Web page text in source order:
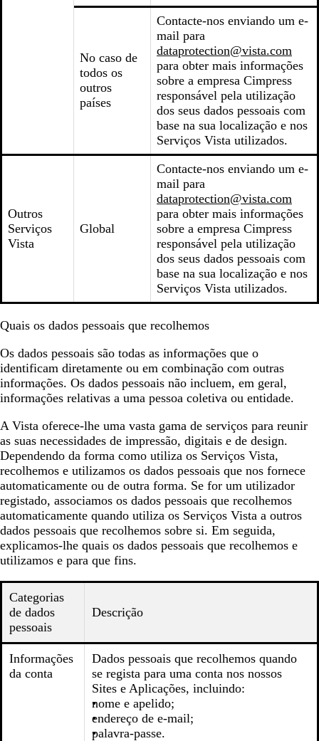
No caso de
todos os
outros
países
Contacte-nos enviando um e-
mail para
dataprotection@vista.com
para obter mais informações
sobre a empresa Cimpress
responsável pela utilização
dos seus dados pessoais com
base na sua localização e nos
Serviços Vista utilizados.
Outros
Serviços
Vista
Global
Contacte-nos enviando um e-
mail para
dataprotection@vista.com
para obter mais informações
sobre a empresa Cimpress
responsável pela utilização
dos seus dados pessoais com
base na sua localização e nos
Serviços Vista utilizados.
Quais os dados pessoais que recolhemos
Os dados pessoais são todas as informações que o
identificam diretamente ou em combinação com outras
informações. Os dados pessoais não incluem, em geral,
informações relativas a uma pessoa coletiva ou entidade.
A Vista oferece-lhe uma vasta gama de serviços para reunir
as suas necessidades de impressão, digitais e de design.
Dependendo da forma como utiliza os Serviços Vista,
recolhemos e utilizamos os dados pessoais que nos fornece
automaticamente ou de outra forma. Se for um utilizador
registado, associamos os dados pessoais que recolhemos
automaticamente quando utiliza os Serviços Vista a outros
dados pessoais que recolhemos sobre si. Em seguida,
explicamos-lhe quais os dados pessoais que recolhemos e
utilizamos e para que fins.
Categorias
de dados
pessoais
Descrição
Informações
da conta
Dados pessoais que recolhemos quando
se regista para uma conta nos nossos
Sites e Aplicações, incluindo:
nome e apelido;
endereço de e-mail;
palavra-passe.